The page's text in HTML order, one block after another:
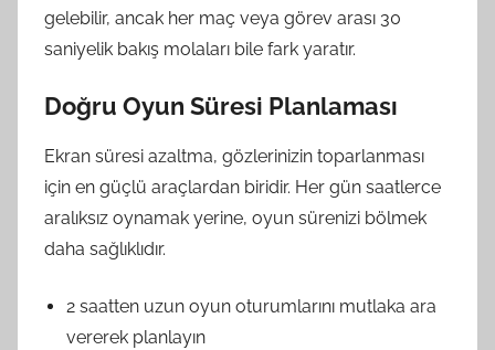
gelebilir, ancak her maç veya görev arası 30
saniyelik bakış molaları bile fark yaratır.
Doğru Oyun Süresi Planlaması
Ekran süresi azaltma, gözlerinizin toparlanması
için en güçlü araçlardan biridir. Her gün saatlerce
aralıksız oynamak yerine, oyun sürenizi bölmek
daha sağlıklıdır.
2 saatten uzun oyun oturumlarını mutlaka ara
vererek planlayın